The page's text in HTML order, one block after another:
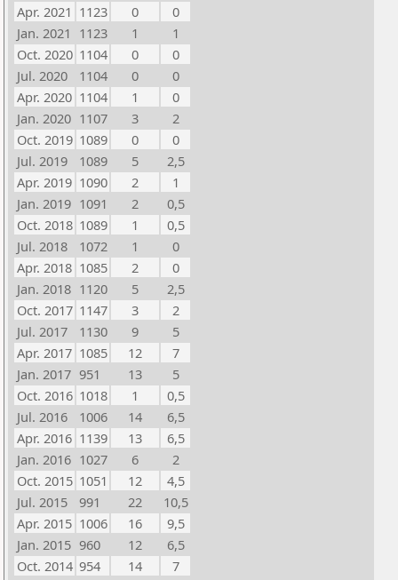
Apr. 2021 1123 0
0
Jan. 2021 1123 1
1
Oct. 2020 1104 0
0
Jul. 2020
1104 0
0
Apr. 2020 1104 1
0
Jan. 2020 1107 3
2
Oct. 2019 1089 0
0
Jul. 2019
1089 5
2,5
Apr. 2019 1090 2
1
Jan. 2019 1091 2
0,5
Oct. 2018 1089 1
0,5
Jul. 2018
1072 1
0
Apr. 2018 1085 2
0
Jan. 2018 1120 5
2,5
Oct. 2017 1147 3
2
Jul. 2017
1130 9
5
Apr. 2017 1085 12
7
Jan. 2017 951 13
5
Oct. 2016 1018 1
0,5
Jul. 2016
1006 14
6,5
Apr. 2016 1139 13
6,5
Jan. 2016 1027 6
2
Oct. 2015 1051 12
4,5
Jul. 2015
991 22
10,5
Apr. 2015 1006 16
9,5
Jan. 2015 960 12
6,5
Oct. 2014 954 14
7